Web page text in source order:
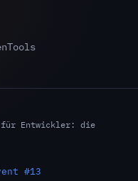
Tools
für Entwickler: die
#13